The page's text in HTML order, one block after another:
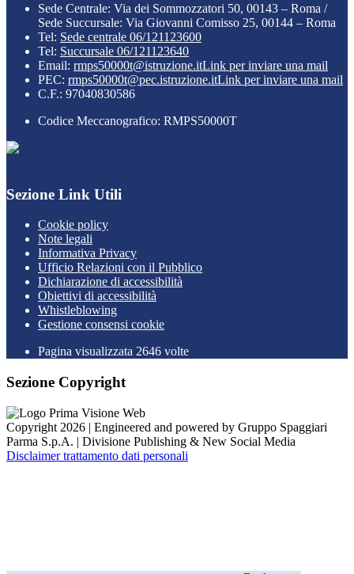
Sede Centrale: Via dei Sommozzatori 50, 00143 – Roma /
Sede Succursale: Via Giovanni Comisso 25, 00144 – Roma
Tel: Sede centrale 06/121123600
Tel: Succursale 06/121123640
Email: rmps50000t@istruzione.itLink per inviare una mail
PEC: rmps50000t@pec.istruzione.itLink per inviare una mail
C.F.: 97040830586
Codice Meccanografico: RMPS50000T
Sezione Link Utili
Cookie policy
Note legali
Informativa Privacy
Ufficio Relazioni con il Pubblico
Dichiarazione di accessibilità
Obiettivi di accessibilità
Whistleblowing
Gestione consensi cookie
Pagina visualizzata 2646 volte
Sezione Copyright
Copyright 2026 | Engineered and powered by Gruppo Spaggiari
Parma S.p.A. | Divisione Publishing & New Social Media
Disclaimer trattamento dati personali